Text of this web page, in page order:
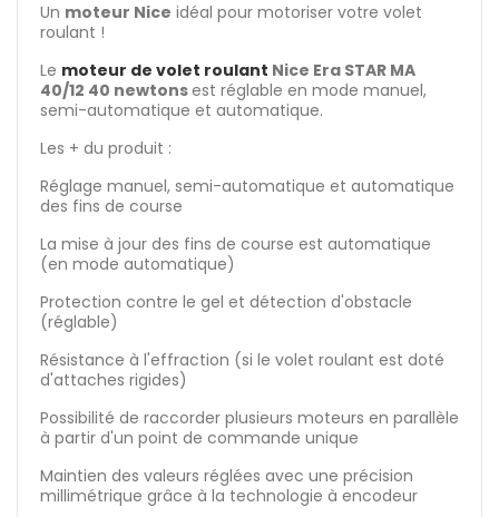
Un moteur Nice idéal pour motoriser votre volet
roulant !
Le moteur de volet roulant Nice Era STAR MA
40/12 40 newtonsest réglable en mode manuel,
semi-automatique et automatique.
Les + du produit :
Réglage manuel, semi-automatique et automatique
des fins de course
La mise à jour des fins de course est automatique
(en mode automatique)
Protection contre le gel et détection d'obstacle
(réglable)
Résistance à l'effraction (si le volet roulant est doté
d'attaches rigides)
Possibilité de raccorder plusieurs moteurs en parallèle
à partir d'un point de commande unique
Maintien des valeurs réglées avec une précision
millimétrique grâce à la technologie à encodeur